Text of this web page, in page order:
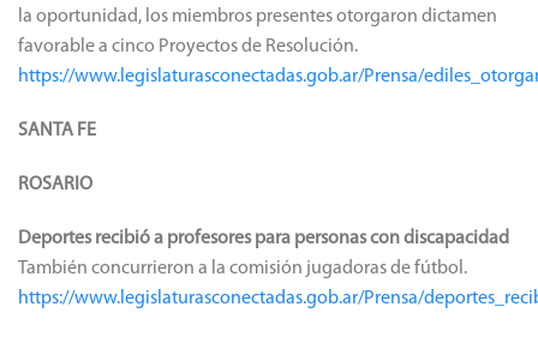
la oportunidad, los miembros presentes otorgaron dictamen
favorable a cinco Proyectos de Resolución.
https://www.legislaturasconectadas.gob.ar/Prensa/
SANTA FE
ROSARIO
Deportes recibió a profesores para personas con discapacidad
También concurrieron a la comisión jugadoras de fútbol.
https://www.legislaturasconectadas.gob.ar/Prensa/